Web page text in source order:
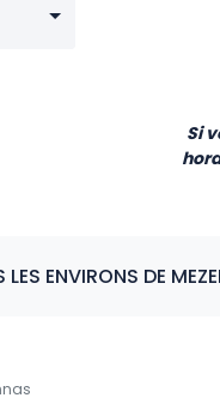
Si
LES ENVIRONS DE